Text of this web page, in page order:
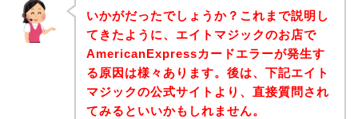
いかがだったでしょうか？これまで説明し
てきたように、エイトマジックのお店で
AmericanExpressカードエラーが発生す
る原因は様々あります。後は、下記エイト
マジックの公式サイトより、直接質問され
てみるといいかもしれません。